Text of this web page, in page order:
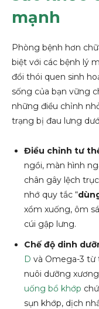
mạnh
Phòng bệnh hơn
biệt với các bệnh lý
đổi thói quen sinh
sống của bạn vững
những điều chỉnh
trạng bị đau lưng
Điều chỉnh tư
ngồi, màn hình
chân gây lệch
nhớ quy tắc “
xổm xuống, ôm
cúi gập lưng.
Chế độ dinh
D và Omega-3 từ
nuôi dưỡng
uống bổ khớp
sụn khớp, dịch